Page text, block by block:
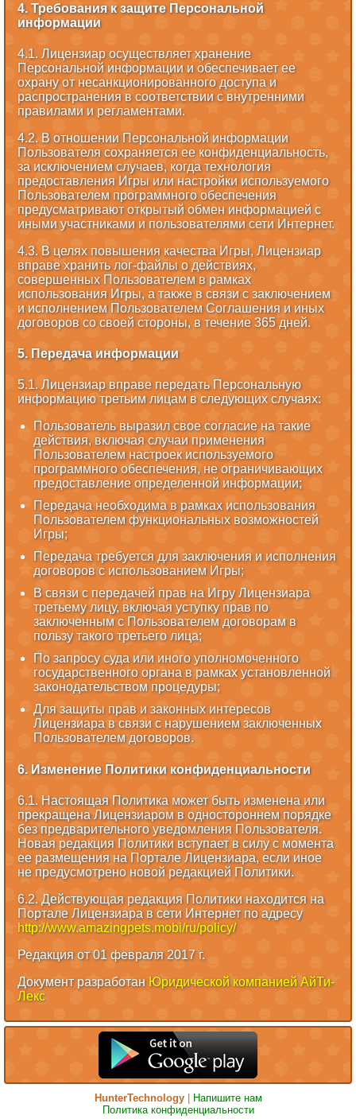
4. Требования к защите Персональной
информации
4.1. Лицензиар осуществляет хранение
Персональной информации и обеспечивает ее
охрану от несанкционированного доступа и
распространения в соответствии с внутренними
правилами и регламентами.
4.2. В отношении Персональной информации
Пользователя сохраняется ее конфиденциальность,
за исключением случаев, когда технология
предоставления Игры или настройки используемого
Пользователем программного обеспечения
предусматривают открытый обмен информацией с
иными участниками и пользователями сети Интернет.
4.3. В целях повышения качества Игры, Лицензиар
вправе хранить лог-файлы о действиях,
совершенных Пользователем в рамках
использования Игры, а также в связи с заключением
и исполнением Пользователем Соглашения и иных
договоров со своей стороны, в течение 365 дней.
5. Передача информации
5.1. Лицензиар вправе передать Персональную
информацию третьим лицам в следующих случаях:
Пользователь выразил свое согласие на такие
действия, включая случаи применения
Пользователем настроек используемого
программного обеспечения, не ограничивающих
предоставление определенной информации;
Передача необходима в рамках использования
Пользователем функциональных возможностей
Игры;
Передача требуется для заключения и исполнения
договоров с использованием Игры;
В связи с передачей прав на Игру Лицензиара
третьему лицу, включая уступку прав по
заключенным с Пользователем договорам в
пользу такого третьего лица;
По запросу суда или иного уполномоченного
государственного органа в рамках установленной
законодательством процедуры;
Для защиты прав и законных интересов
Лицензиара в связи с нарушением заключенных
Пользователем договоров.
6. Изменение Политики конфиденциальности
6.1. Настоящая Политика может быть изменена или
прекращена Лицензиаром в одностороннем порядке
без предварительного уведомления Пользователя.
Новая редакция Политики вступает в силу с момента
ее размещения на Портале Лицензиара, если иное
не предусмотрено новой редакцией Политики.
6.2. Действующая редакция Политики находится на
Портале Лицензиара в сети Интернет по адресу
http://www.amazingpets.mobi/ru/policy/
Редакция от 01 февраля 2017 г.
Документ разработан Юридической компанией АйТи-
Лекс
HunterTechnology|
Напишите нам
Политика конфиденциальности